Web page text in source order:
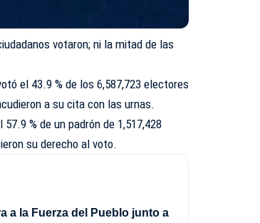
votaron; ni la mitad de las
el 43.9 % de los 6,587,723 electores
a su cita con las urnas.
% de un padrón de 1,517,428
su derecho al voto.
a la Fuerza del Pueblo junto a